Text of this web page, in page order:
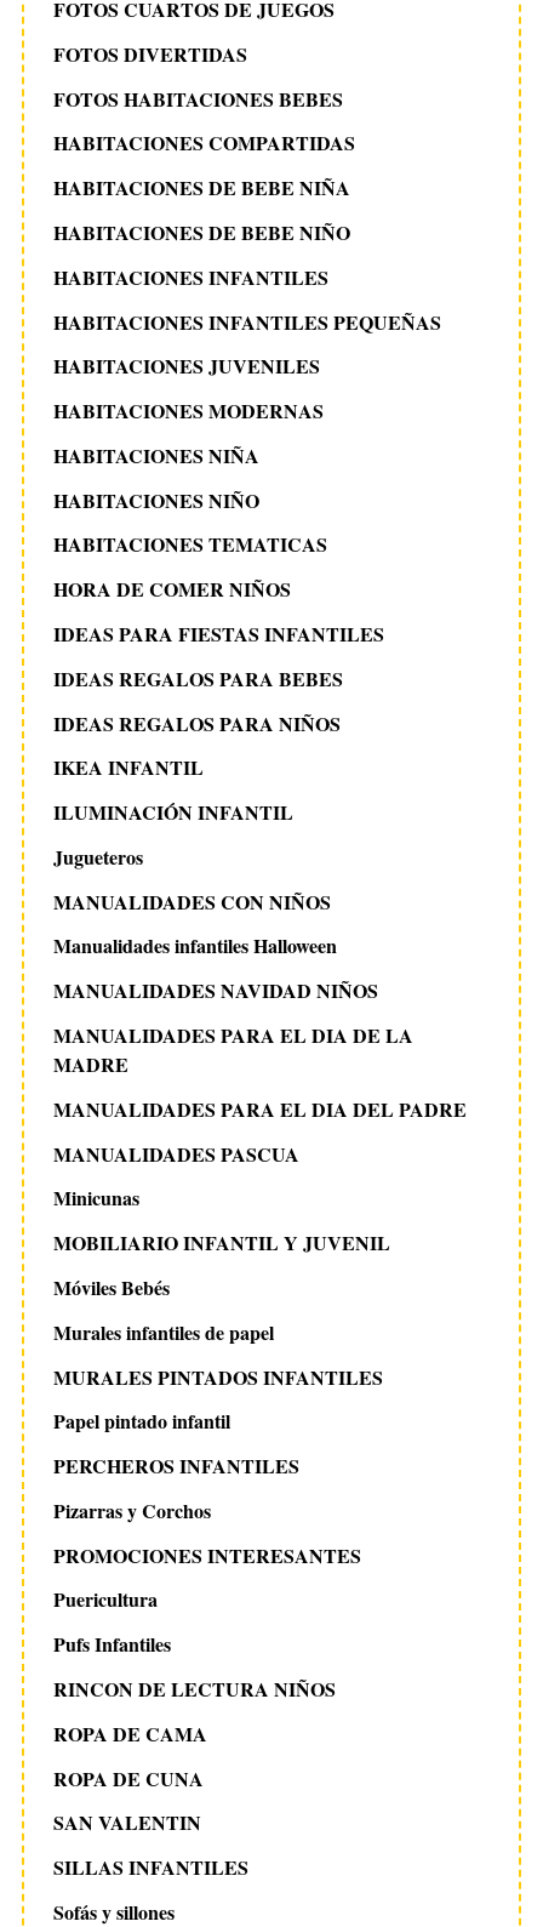
FOTOS CUARTOS DE JUEGOS
FOTOS DIVERTIDAS
FOTOS HABITACIONES BEBES
HABITACIONES COMPARTIDAS
HABITACIONES DE BEBE NIÑA
HABITACIONES DE BEBE NIÑO
HABITACIONES INFANTILES
HABITACIONES INFANTILES PEQUEÑAS
HABITACIONES JUVENILES
HABITACIONES MODERNAS
HABITACIONES NIÑA
HABITACIONES NIÑO
HABITACIONES TEMATICAS
HORA DE COMER NIÑOS
IDEAS PARA FIESTAS INFANTILES
IDEAS REGALOS PARA BEBES
IDEAS REGALOS PARA NIÑOS
IKEA INFANTIL
ILUMINACIÓN INFANTIL
Jugueteros
MANUALIDADES CON NIÑOS
Manualidades infantiles Halloween
MANUALIDADES NAVIDAD NIÑOS
MANUALIDADES PARA EL DIA DE LA
MADRE
MANUALIDADES PARA EL DIA DEL PADRE
MANUALIDADES PASCUA
Minicunas
MOBILIARIO INFANTIL Y JUVENIL
Móviles Bebés
Murales infantiles de papel
MURALES PINTADOS INFANTILES
Papel pintado infantil
PERCHEROS INFANTILES
Pizarras y Corchos
PROMOCIONES INTERESANTES
Puericultura
Pufs Infantiles
RINCON DE LECTURA NIÑOS
ROPA DE CAMA
ROPA DE CUNA
SAN VALENTIN
SILLAS INFANTILES
Sofás y sillones